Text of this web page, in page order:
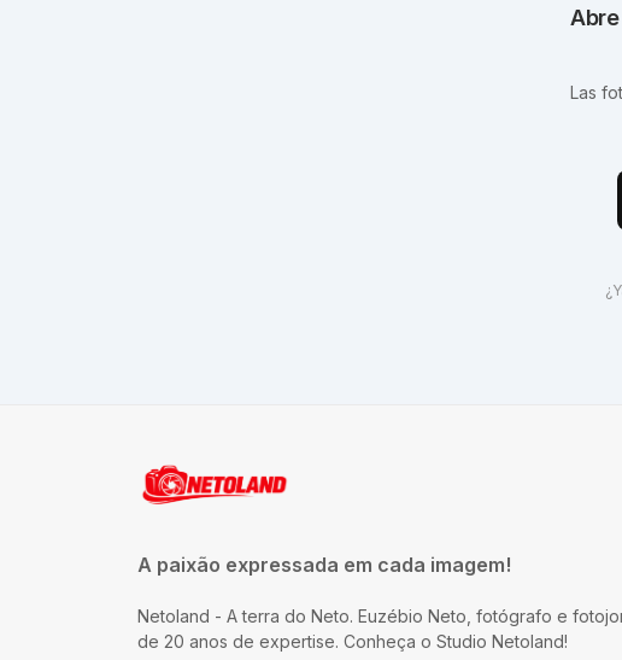
Las
A paixão expressada em cada imagem!
Netoland - A terra do Neto. Euzébio Neto, fotógrafo e
de 20 anos de expertise. Conheça o Studio Netoland!